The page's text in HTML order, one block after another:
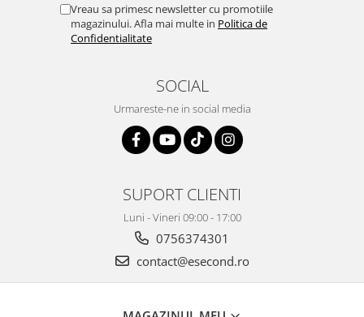
Vreau sa primesc newsletter cu promotiile
magazinului. Afla mai multe in Politica de
Confidentialitate
SOCIAL
Urmareste-ne in social media
SUPORT CLIENTI
Luni - Vineri 09:00 - 17:00
0756374301
contact@esecond.ro